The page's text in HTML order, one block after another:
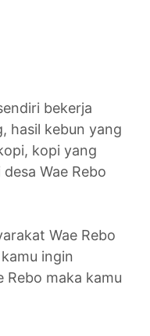
bekerja
hasil kebun yang
kopi yang
Wae Rebo
Wae Rebo
ingin
Rebo maka kamu